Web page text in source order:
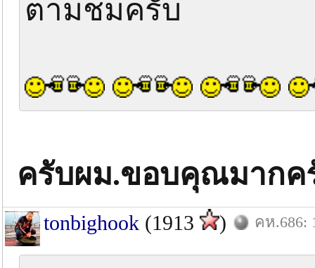
ตามชมครับ
ครับผม.ขอบคุณมากค
tonbighook (1913 ) คห.686: